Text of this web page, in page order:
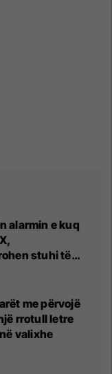
alarmin e kuq
stuhi të
breshër dhe
me përvojë
rrotull letre
valixhe